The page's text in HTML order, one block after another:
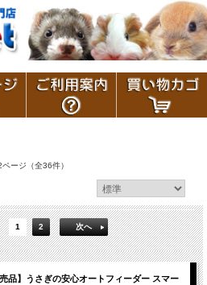
ページ （全36件）
1 2 次へ
売品】うさぎの安心オートフィーダー スマー